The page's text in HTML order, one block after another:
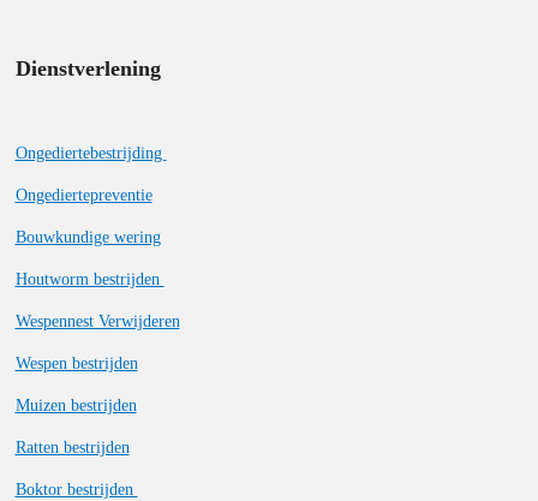
Dienstverlening
Ongediertebestrijding
Ongediertepreventie
Bouwkundige wering
Houtworm bestrijden
Wespennest Verwijderen
Wespen bestrijden
Muizen bestrijden
Ratten bestrijden
Boktor bestrijden